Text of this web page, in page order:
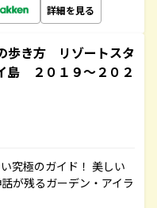
詳細を見る
歩き方 リゾートスタ
島 ２０１９～２０２
究極のガイド！ 美しい
が残るガーデン・アイラ